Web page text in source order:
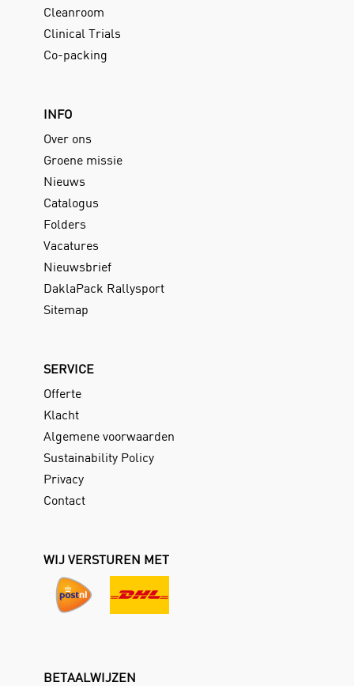
Cleanroom
Clinical Trials
Co-packing
INFO
Over ons
Groene missie
Nieuws
Catalogus
Folders
Vacatures
Nieuwsbrief
DaklaPack Rallysport
Sitemap
SERVICE
Offerte
Klacht
Algemene voorwaarden
Sustainability Policy
Privacy
Contact
WIJ VERSTUREN MET
BETAALWIJZEN